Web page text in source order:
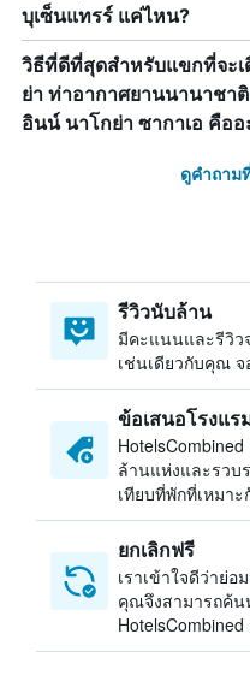
บุเซ็นแทรร์ แค่ไหน?
วิธีที่ดีที่สุดสำหรับแขกที่จะ
ย่า ท่าอากาศยานนานาชา
อินน์ นาโกย่า ซากาเอ คืออ
ดูคำถาม
รีวิวนับล้าน
มีคะแนนและรีวิว
เช่นเดียวกับคุณ จ
ข้อเสนอโรงแ
ล้านแห่งและรวบ
เทียบที่พักที่เหมา
ยกเลิกฟรี
เราเข้าใจดีว่าย่
คุณจึงสามารถค้น